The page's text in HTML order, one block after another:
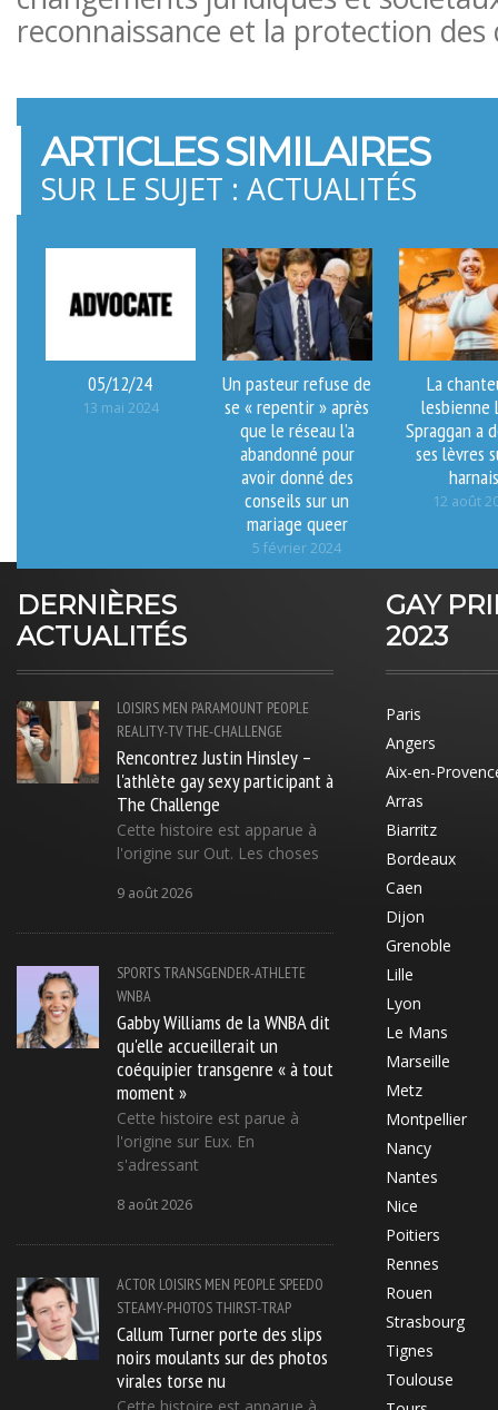
reconnaissance et la protection des
ARTICLES SIMILAIRES
SUR LE SUJET : ACTUALITÉS
05/12/24
13 mai 2024
Un pasteur refuse de
se « repentir » après
que le réseau l’a
abandonné pour
avoir donné des
conseils sur un
mariage queer
5 février 2024
La
lesbienne
Spraggan a
ses lèvres
harnais
12 août
DERNIÈRES
ACTUALITÉS
LOISIRS MEN PARAMOUNT PEOPLE
REALITY-TVTHE-CHALLENGE
Rencontrez Justin Hinsley –
l'athlète gay sexy participant à
The Challenge
Cette histoire est apparue à
l'origine sur Out. Les choses
9 août 2026
SPORTSTRANSGENDER-ATHLETE
WNBA
Gabby Williams de la WNBA dit
qu'elle accueillerait un
coéquipier transgenre « à tout
moment »
Cette histoire est parue à
l'origine sur Eux. En
s'adressant
8 août 2026
ACTOR LOISIRS MEN PEOPLE SPEEDO
STEAMY-PHOTOSTHIRST-TRAP
Callum Turner porte des slips
noirs moulants sur des photos
virales torse nu
GAY
2023
Paris
Angers
Aix-en-
Arras
Biarritz
Bordeaux
Caen
Dijon
Grenoble
Lille
Lyon
Le Mans
Marseille
Metz
Montpellier
Nancy
Nantes
Nice
Poitiers
Rennes
Rouen
Strasbourg
Tignes
Toulouse